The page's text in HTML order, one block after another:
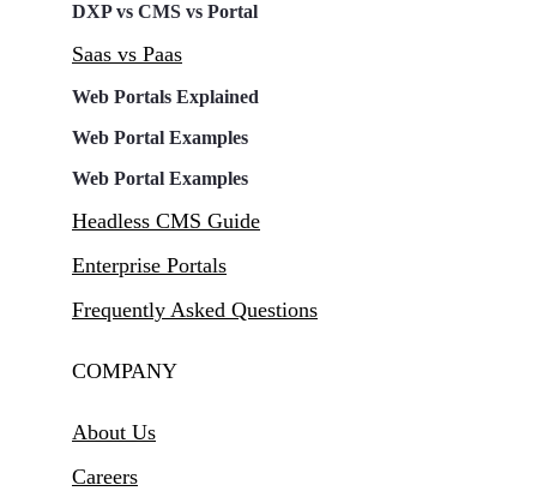
DXP vs CMS vs Portal
Saas vs Paas
Web Portals Explained
Web Portal Examples
Web Portal Examples
Headless CMS Guide
Enterprise Portals
Frequently Asked Questions
COMPANY
About Us
Careers